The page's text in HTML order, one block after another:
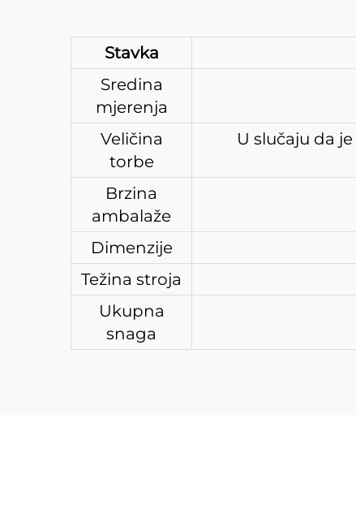
Stavka
Sredina
mjerenja
Veličina
torbe
U slučaju da
Brzina
ambalaže
Dimenzije
Težina stroja
Ukupna
snaga